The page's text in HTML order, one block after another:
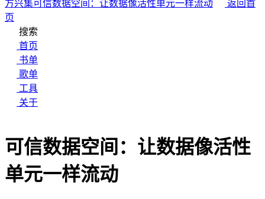
方兴集可信数据空间：让数据像活性单元一样流动
返回首
页
搜索
首页
书单
歌单
工具
关于
可信数据空间：让数据像活性
单元一样流动